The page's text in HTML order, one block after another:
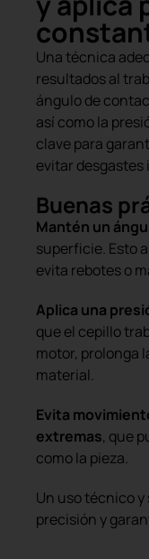
Una técnica
resultados al
ángulo de
así como la
clave para
evitar
Buenas
Mantén un
superficie. Esto
evita rebotes o
Aplica una
que el cepillo
motor, prolonga
material.
Evita
extremas, que
como la pieza.
Un uso técnico y
precisión y